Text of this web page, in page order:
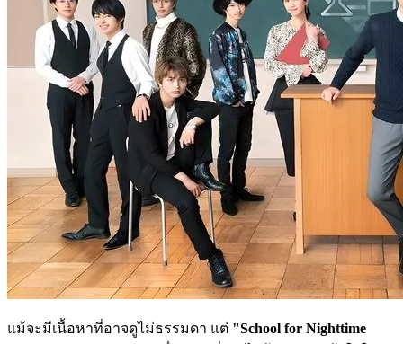
แม้จะมีเนื้อหาที่อาจดูไม่ธรรมดา แต่ "School for Nighttime